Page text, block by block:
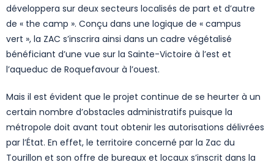
développera sur deux secteurs localisés de part et d’autre
de « the camp ». Conçu dans une logique de « campus
vert », la ZAC s’inscrira ainsi dans un cadre végétalisé
bénéficiant d’une vue sur la Sainte-Victoire à l’est et
l’aqueduc de Roquefavour à l’ouest.
Mais il est évident que le projet continue de se heurter à un
certain nombre d’obstacles administratifs puisque la
métropole doit avant tout obtenir les autorisations délivrées
par l’État. En effet, le territoire concerné par la Zac du
Tourillon et son offre de bureaux et locaux s’inscrit dans la